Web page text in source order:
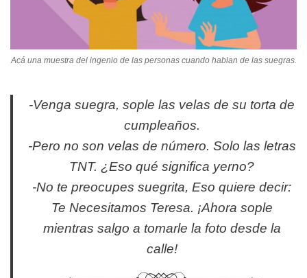
Acá una muestra del ingenio de las personas cuando hablan de las suegras.
-Venga suegra, sople las velas de su torta de
cumpleaños.
-Pero no son velas de número. Solo las letras
TNT. ¿Eso qué significa yerno?
-No te preocupes suegrita, Eso quiere decir:
Te Necesitamos Teresa. ¡Ahora sople
mientras salgo a tomarle la foto desde la
calle!